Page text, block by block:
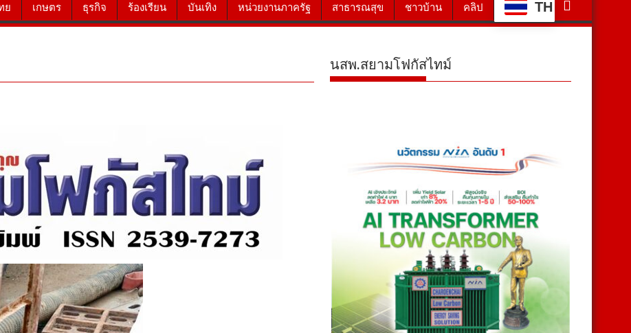
ย เกษตร ธุรกิจ ร้องเรียน บันเทิง หน่วยงานภาครัฐ สาธารณสุข ชาวบ้าน คลิป TH
นสพ.สยามโฟกัสไทม์